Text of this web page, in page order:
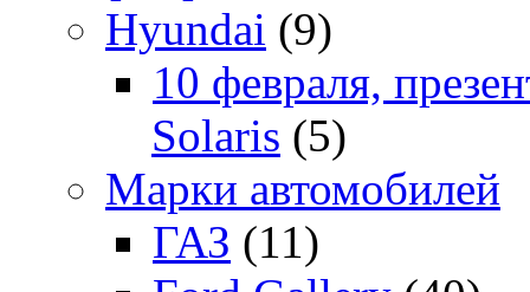
Hyundai (9)
10 февраля,
Solaris (5)
Марки автомобилей
ГАЗ (11)